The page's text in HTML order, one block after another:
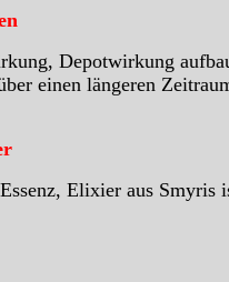
Depotwirkung
einen längeren
Elixier aus Smyris